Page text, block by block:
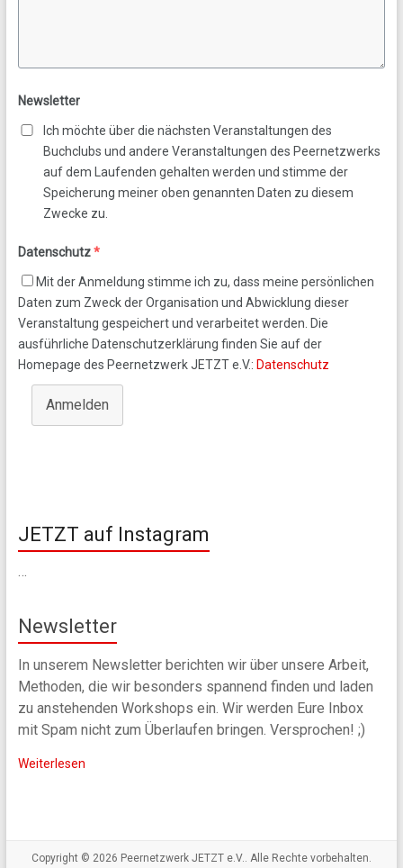
Newsletter
Ich möchte über die nächsten Veranstaltungen des
Buchclubs und andere Veranstaltungen des Peernetzwerks
auf dem Laufenden gehalten werden und stimme der
Speicherung meiner oben genannten Daten zu diesem
Zwecke zu.
Datenschutz *
Mit der Anmeldung stimme ich zu, dass meine persönlichen
Daten zum Zweck der Organisation und Abwicklung dieser
Veranstaltung gespeichert und verarbeitet werden. Die
ausführliche Datenschutzerklärung finden Sie auf der
Homepage des Peernetzwerk JETZT e.V.: Datenschutz
Anmelden
JETZT auf Instagram
…
Newsletter
In unserem Newsletter berichten wir über unsere Arbeit,
Methoden, die wir besonders spannend finden und laden
zu anstehenden Workshops ein. Wir werden Eure Inbox
mit Spam nicht zum Überlaufen bringen. Versprochen! ;)
Weiterlesen
Copyright © 2026 Peernetzwerk JETZT e.V.. Alle Rechte vorbehalten.